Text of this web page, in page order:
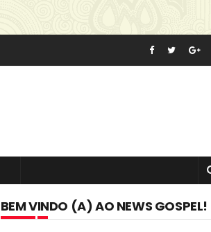
BEM VINDO (A) AO NEWS GOSPEL!